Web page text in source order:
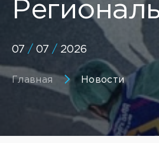
07 / 07 / 2026
Главная Новости